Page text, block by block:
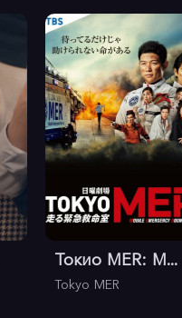
Токио MER: М...
Tokyo MER